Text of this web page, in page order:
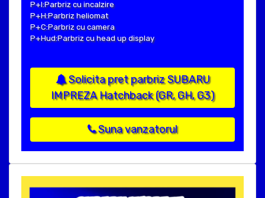
P+I:Parbriz cu incalzire
P+H:Parbriz heliomat
P+C:Parbriz cu camera
P+Hud:Parbriz cu head up display
Solicita pret parbriz SUBARU
IMPREZA Hatchback (GR, GH, G3)
Suna vanzatorul